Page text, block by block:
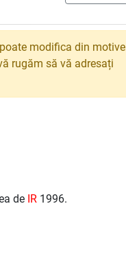
modifica din motive
rugăm să vă adresați
de IR 1996.